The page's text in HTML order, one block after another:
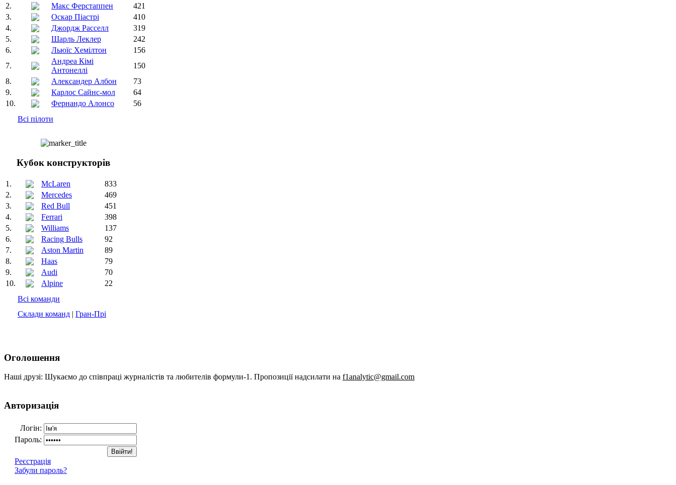
2.
Макс Ферстаппен
421
3.
Оскар Піастрі
410
4.
Джордж Расселл
319
5.
Шарль Леклер
242
6.
Льюїс Хемілтон
156
7.
Андреа Кімі
Антонеллі
150
8.
Александер Албон
73
9.
Карлос Сайнс-мол
64
10.
Фернандо Алонсо
56
Всі пілоти
Кубок конструкторів
1. McLaren
833
2.
Mercedes
469
3.
Red Bull
451
4.
Ferrari
398
5.
Williams
137
6.
Racing Bulls
92
7.
Aston Martin
89
8.
Haas
79
9.
Audi
70
10.
Alpine
22
Всі команди
Склади команд | Гран-Прі
Оголошення
Наші друзі: Шукаємо до співпраці журналістів та любителів формули-1. Пропозиції надсилати на f1analytic@gmail.com
Авторизація
Логін:
Пароль:
Реєстрація
Забули пароль?